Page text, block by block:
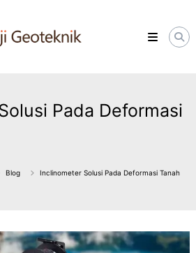
Pada Deformasi
Blog Inclinometer Solusi Pada Deformasi Tanah